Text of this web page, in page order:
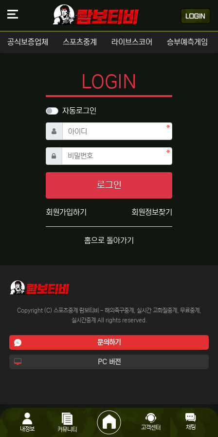
공식보증업체 스포츠중계 라이브스코어 승부예측게임
LOGIN
자동로그인
아이디 필수
비밀번호필수
로그인
회원가입하기 회원정보찾기
홈으로 돌아가기
Copyright (C) 스포츠중계 람보티비 - 해외축구중계, 실시간 고화질중계, 무료중계,
실시간중계 All rights reserved.
문의하기
PC 버전
내정보 커뮤니티 고객센터 채팅